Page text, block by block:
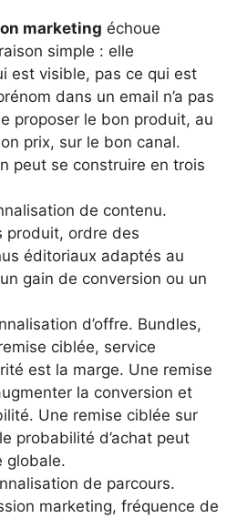
marketing échoue
simple : elle
est visible, pas ce qui est
dans un email n’a pas
proposer le bon produit, au
prix, sur le bon canal.
peut se construire en trois
de contenu.
produit, ordre des
éditoriaux adaptés au
gain de conversion ou un
d’offre. Bundles,
ciblée, service
est la marge. Une remise
la conversion et
Une remise ciblée sur
probabilité d’achat peut
globale.
de parcours.
marketing, fréquence de